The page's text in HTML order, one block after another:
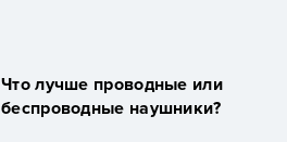
Что лучше проводные или
беспроводные наушники?